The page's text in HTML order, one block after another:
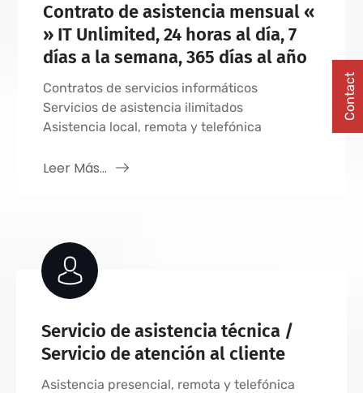
Contrato de asistencia mensual «
» IT Unlimited, 24 horas al día, 7
días a la semana, 365 días al año
Contratos de servicios informáticos
Servicios de asistencia ilimitados
Asistencia local, remota y telefónica
Leer Más...
Servicio de asistencia técnica /
Servicio de atención al cliente
Asistencia presencial, remota y telefónica
Contact